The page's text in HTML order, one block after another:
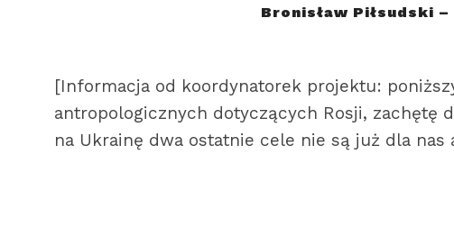
Bronisław Piłsudski
[Informacja od koordynatorek projektu:
antropologicznych dotyczących Rosji, zachętę
na Ukrainę dwa ostatnie cele nie są już dla